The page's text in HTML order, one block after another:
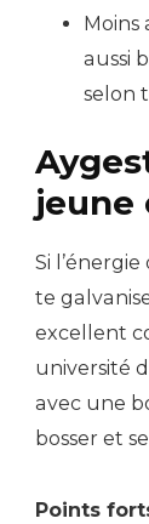
aussi
selon
jeune
Si
te
excellent
université
avec une
bosser et
Points